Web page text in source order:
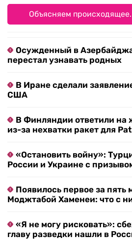
Объясняем происходящее.
Осужденный в
перестал узнавать родных
В Иране сделали
США
В Финляндии ответили на
из-за нехватки ракет для
«Остановить войну»:
России и Украине с
Появилось первое за пять
Моджтабой Хаменеи: что с
«Я не могу рисковать»:
главу разведки нашли в